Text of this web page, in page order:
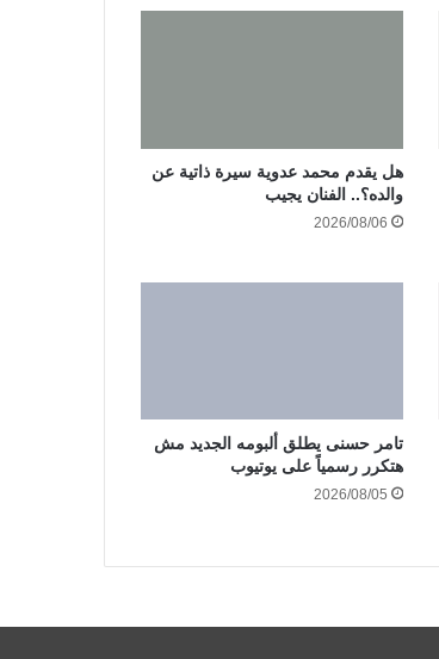
هل يقدم محمد عدوية سيرة ذاتية عن
والده؟.. الفنان يجيب
2026/08/06
تامر حسنى يطلق ألبومه الجديد مش
هتكرر رسمياً على يوتيوب
2026/08/05